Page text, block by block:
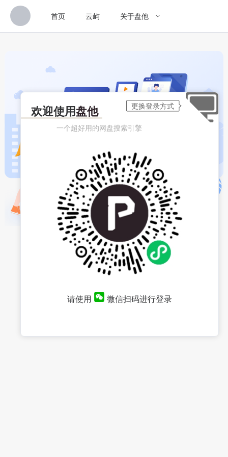
首页 云屿 关于盘他
欢迎使用盘他
一个超好用的网盘搜索引擎
请使用 微信扫码进行登录